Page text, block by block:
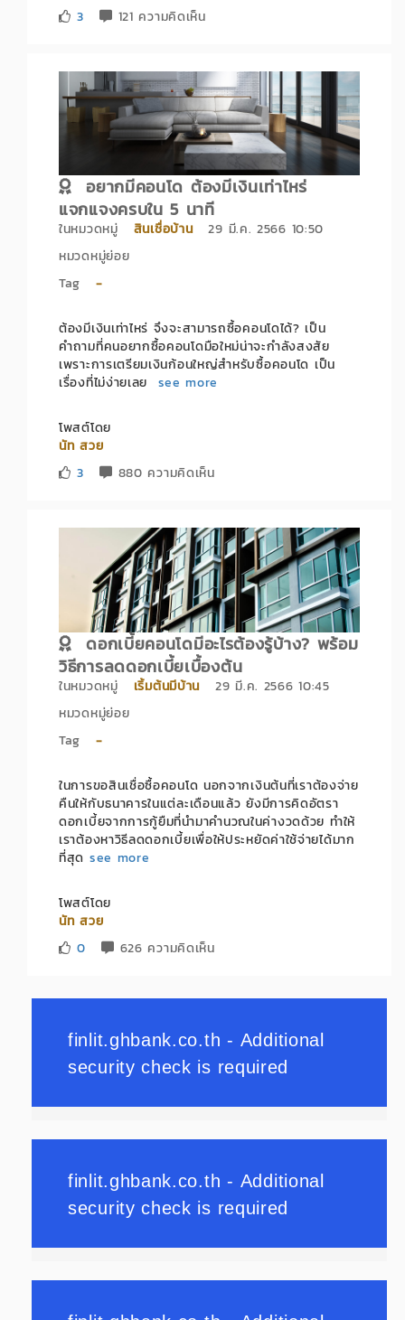
3
121 ความคิดเห็น
อยากมีคอนโด ต้องมีเงินเท่าไหร่
แจกแจงครบใน 5 นาที
ในหมวดหมู่ สินเชื่อบ้าน29 มี.ค. 2566 10:50
หมวดหมู่ย่อย
Tag-
ต้องมีเงินเท่าไหร่ จึงจะสามารถซื้อคอนโดได้? เป็น
คำถามที่คนอยากซื้อคอนโดมือใหม่น่าจะกำลังสงสัย
เพราะการเตรียมเงินก้อนใหญ่สำหรับซื้อคอนโด เป็น
เรื่องที่ไม่ง่ายเลย
see more
โพสต์โดย
นัท สวย
3
880 ความคิดเห็น
ดอกเบี้ยคอนโดมีอะไรต้องรู้บ้าง? พร้อม
วิธีการลดดอกเบี้ยเบื้องต้น
ในหมวดหมู่ เริ้มต้นมีบ้าน 29 มี.ค. 2566 10:45
หมวดหมู่ย่อย
Tag-
ในการขอสินเชื่อซื้อคอนโด นอกจากเงินต้นที่เราต้องจ่าย
คืนให้กับธนาคารในแต่ละเดือนแล้ว ยังมีการคิดอัตรา
ดอกเบี้ยจากการกู้ยืมที่นำมาคำนวณในค่างวดด้วย ทำให้
เราต้องหาวิธีลดดอกเบี้ยเพื่อให้ประหยัดค่าใช้จ่ายได้มาก
ที่สุด see more
โพสต์โดย
นัท สวย
0
626 ความคิดเห็น